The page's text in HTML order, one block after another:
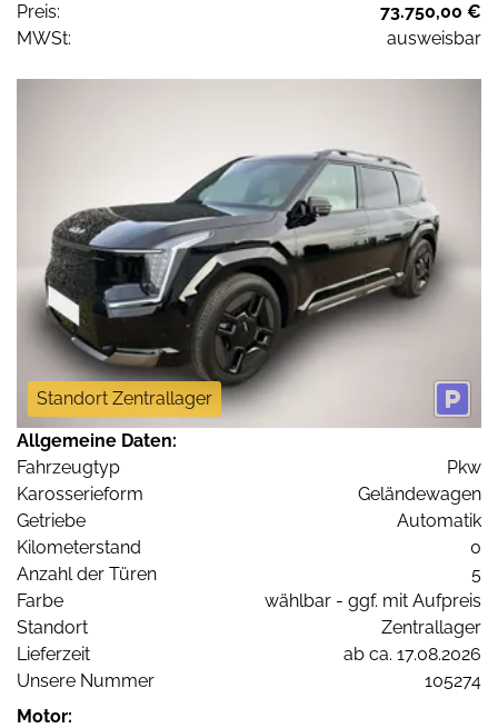
Preis:
73.750,00 €
MWSt:
ausweisbar
Standort Zentrallager
Allgemeine Daten:
Fahrzeugtyp
Pkw
Karosserieform
Geländewagen
Getriebe
Automatik
Kilometerstand
0
Anzahl der Türen
5
Farbe
wählbar - ggf. mit Aufpreis
Standort
Zentrallager
Lieferzeit
ab ca. 17.08.2026
Unsere Nummer
105274
Motor: